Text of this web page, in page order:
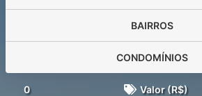
BAIRROS
CONDOMÍNIOS
0 Valor (R$)